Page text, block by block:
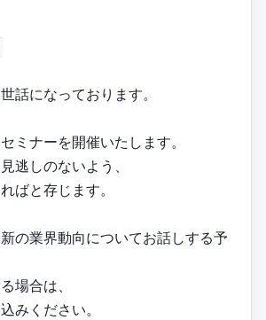
話になっております。
ミナーを開催いたします。
逃しのないよう、
ばと存じます。
の業界動向についてお話しする予
場合は、
みください。